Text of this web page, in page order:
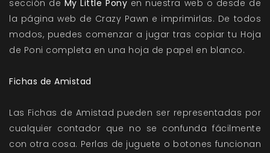
sección de My Little Pony en nuestra web o desde de
la página web de Crazy Pawn e imprimirlas. De todos
modos, puedes comenzar a jugar tras copiar tu Hoja
de Poni completa en una hoja de papel en blanco.
Fichas de Amistad
Las Fichas de Amistad pueden ser representadas por
cualquier contador que no se confunda fácilmente
con otra cosa. Perlas de juguete o botones funcionan